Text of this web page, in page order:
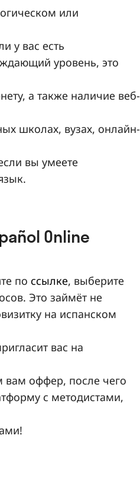
или
у вас есть
уровень, это
а также наличие веб-
школах, вузах, онлайн-
вы умеете
Online
по ссылке, выберите
Это займёт не
на испанском
вас на
вам оффер, после чего
с методистами,